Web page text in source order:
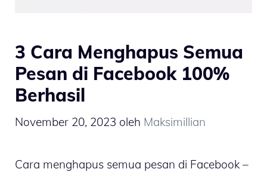
3 Cara Menghapus Semua
Pesan di Facebook 100%
Berhasil
November 20, 2023 oleh Maksimillian
Cara menghapus semua pesan di Facebook –